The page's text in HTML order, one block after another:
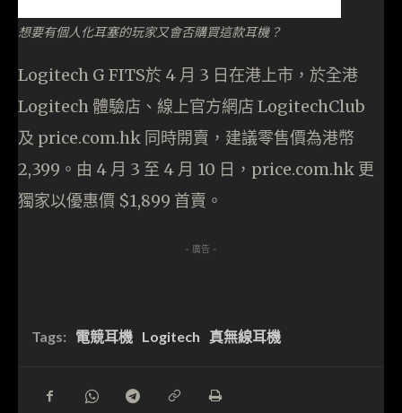
想要有個人化耳塞的玩家又會否購買這款耳機？
Logitech G FITS於 4 月 3 日在港上市，於全港
Logitech 體驗店、線上官方網店 LogitechClub
及 price.com.hk 同時開賣，建議零售價為港幣
2,399。由 4 月 3 至 4 月 10 日，price.com.hk 更
獨家以優惠價 $1,899 首賣。
- 廣告 -
Tags: 電競耳機 Logitech 真無線耳機